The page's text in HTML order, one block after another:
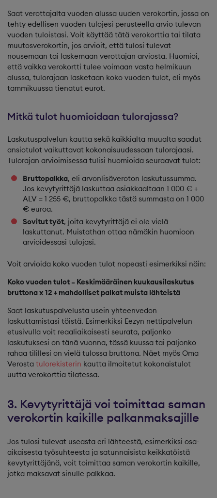
Saat verottajalta vuoden alussa uuden verokortin, jossa on
tehty edellisen vuoden tulojesi perusteella arvio tulevan
vuoden tuloistasi. Voit käyttää tätä verokorttia tai tilata
muutosverokortin, jos arvioit, että tulosi tulevat
nousemaan tai laskemaan verottajan arviosta. Huomioi,
että vaikka verokortti tulee voimaan vasta helmikuun
alussa, tulorajaan lasketaan koko vuoden tulot, eli myös
tammikuussa tienatut eurot.
Mitkä tulot huomioidaan tulorajassa?
Laskutuspalvelun kautta sekä kaikkialta muualta saadut
ansiotulot vaikuttavat kokonaisuudessaan tulorajaasi.
Tulorajan arvioimisessa tulisi huomioida seuraavat tulot:
Bruttopalkka, eli arvonlisäveroton laskutussumma.
Jos kevytyrittäjä laskuttaa asiakkaaltaan 1 000 € +
ALV = 1 255 €, bruttopalkka tästä summasta on 1 000
€ euroa.
Sovitut työt, joita kevytyrittäjä ei ole vielä
laskuttanut. Muistathan ottaa nämäkin huomioon
arvioidessasi tulojasi.
Voit arvioida koko vuoden tulot nopeasti esimerkiksi näin:
Koko vuoden tulot = Keskimääräinen kuukausilaskutus
bruttona x 12 + mahdolliset palkat muista lähteistä
Saat laskutuspalvelusta usein yhteenvedon
laskuttamistasi töistä. Esimerkiksi Eezyn nettipalvelun
etusivulla voit reaaliaikaisesti seurata, paljonko
laskutuksesi on tänä vuonna, tässä kuussa tai paljonko
rahaa tilillesi on vielä tulossa bruttona. Näet myös Oma
Verosta tulorekisterin kautta ilmoitetut kokonaistulot
uutta verokorttia tilatessa.
3. Kevytyrittäjä voi toimittaa saman
verokortin kaikille palkanmaksajille
Jos tulosi tulevat useasta eri lähteestä, esimerkiksi osa-
aikaisesta työsuhteesta ja satunnaisista keikkatöistä
kevytyrittäjänä, voit toimittaa saman verokortin kaikille,
jotka maksavat sinulle palkkaa.